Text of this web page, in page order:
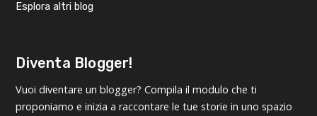
Esplora altri blog
Diventa Blogger!
Vuoi diventare un blogger? Compila il modulo che ti
proponiamo e inizia a raccontare le tue storie in uno spazio